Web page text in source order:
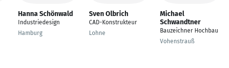
Hanna Schönwald
Industriedesign
Hamburg
Sven Olbrich
CAD-Konstrukteur
Lohne
Michael
Schwandtner
Bauzeichner Hochbau
Vohenstrauß